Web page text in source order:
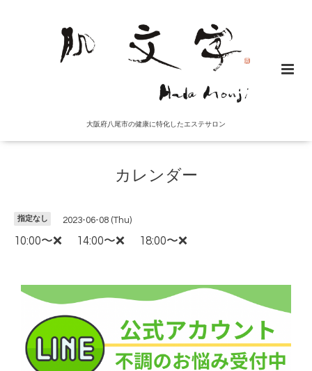
大阪府八尾市の健康に特化したエステサロン
カレンダー
指定なし 2023-06-08 (Thu)
10:00〜❌ 14:00〜❌ 18:00〜❌